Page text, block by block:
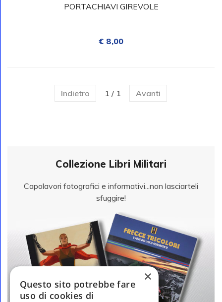
PORTACHIAVI GIREVOLE
€ 8,00
Indietro 1 / 1 Avanti
Collezione Libri Militari
Capolavori fotografici e informativi...non lasciarteli
sfuggire!
×
Questo sito potrebbe fare
uso di cookies di